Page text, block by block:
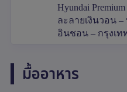
Hyundai
ละลายเงินวอน
อินชอน – กรุงเ
มื้ออาหาร